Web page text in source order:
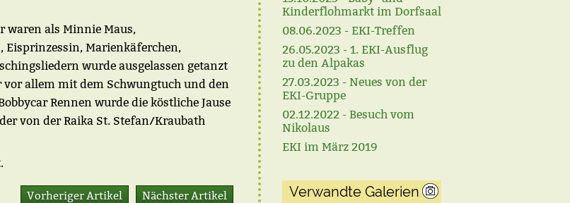
waren als Minnie Maus,
Eisprinzessin, Marienkäferchen,
wurde ausgelassen getanzt
allem mit dem Schwungtuch und den
Rennen wurde die köstliche Jause
von der Raika St. Stefan/Kraubath
Nächster Artikel
Vorheriger Artikel
Kinderflohmarkt im Dorfsaal
08.06.2023 - EKI-Treffen
26.05.2023 - 1. EKI-Ausflug
zu den Alpakas
27.03.2023 - Neues von der
EKI-Gruppe
02.12.2022 - Besuch vom
Nikolaus
EKI im März 2019
Verwandte Galerien